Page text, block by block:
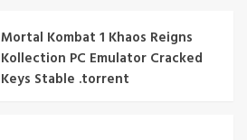
Mortal Kombat 1 Khaos Reigns
Kollection PC Emulator Cracked
Keys Stable .torrent